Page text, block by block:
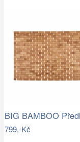
799,-Kč